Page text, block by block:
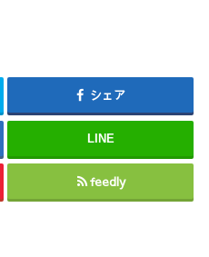
シェア
LINE
feedly